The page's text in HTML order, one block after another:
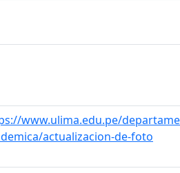
www.ulima.edu.pe/
actualizacion-de-foto